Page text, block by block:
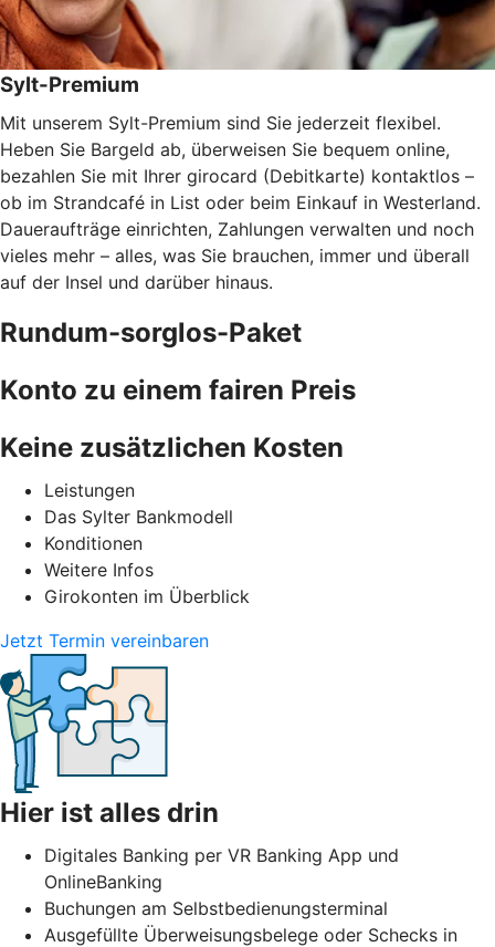
Sylt-Premium
Mit unserem Sylt-Premium sind Sie jederzeit flexibel.
Heben Sie Bargeld ab, überweisen Sie bequem online,
bezahlen Sie mit Ihrer girocard (Debitkarte) kontaktlos –
ob im Strandcafé in List oder beim Einkauf in Westerland.
Daueraufträge einrichten, Zahlungen verwalten und noch
vieles mehr – alles, was Sie brauchen, immer und überall
auf der Insel und darüber hinaus.
Rundum-sorglos-Paket
Konto zu einem fairen Preis
Keine zusätzlichen Kosten
Leistungen
Das Sylter Bankmodell
Konditionen
Weitere Infos
Girokonten im Überblick
Jetzt Termin vereinbaren
Hier ist alles drin
Digitales Banking per VR Banking App und
OnlineBanking
Buchungen am Selbstbedienungsterminal
Ausgefüllte Überweisungsbelege oder Schecks in